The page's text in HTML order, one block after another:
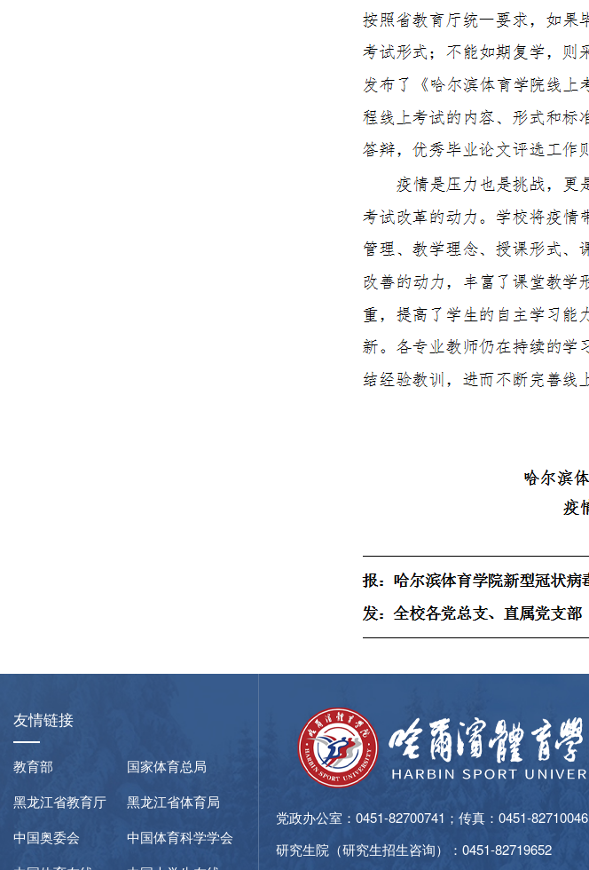
友情链接
教育部
国家体育总局
黑龙江省教育厅
黑龙江省体育局
中国奥委会
中国体育科学学会
党政办公室：0451-82700741；传真：0451-82710046
研究生院（研究生招生咨询）：0451-82719652